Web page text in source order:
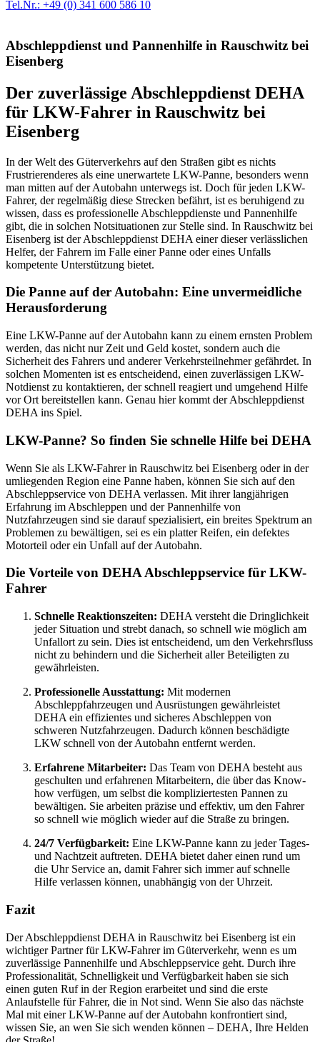
Tel.Nr.: +49 (0) 341 600 586 10
Abschleppdienst und Pannenhilfe in Rauschwitz bei
Eisenberg
Der zuverlässige Abschleppdienst DEHA
für LKW-Fahrer in Rauschwitz bei
Eisenberg
In der Welt des Güterverkehrs auf den Straßen gibt es nichts
Frustrierenderes als eine unerwartete LKW-Panne, besonders wenn
man mitten auf der Autobahn unterwegs ist. Doch für jeden LKW-
Fahrer, der regelmäßig diese Strecken befährt, ist es beruhigend zu
wissen, dass es professionelle Abschleppdienste und Pannenhilfe
gibt, die in solchen Notsituationen zur Stelle sind. In Rauschwitz bei
Eisenberg ist der Abschleppdienst DEHA einer dieser verlässlichen
Helfer, der Fahrern im Falle einer Panne oder eines Unfalls
kompetente Unterstützung bietet.
Die Panne auf der Autobahn: Eine unvermeidliche
Herausforderung
Eine LKW-Panne auf der Autobahn kann zu einem ernsten Problem
werden, das nicht nur Zeit und Geld kostet, sondern auch die
Sicherheit des Fahrers und anderer Verkehrsteilnehmer gefährdet. In
solchen Momenten ist es entscheidend, einen zuverlässigen LKW-
Notdienst zu kontaktieren, der schnell reagiert und umgehend Hilfe
vor Ort bereitstellen kann. Genau hier kommt der Abschleppdienst
DEHA ins Spiel.
LKW-Panne? So finden Sie schnelle Hilfe bei DEHA
Wenn Sie als LKW-Fahrer in Rauschwitz bei Eisenberg oder in der
umliegenden Region eine Panne haben, können Sie sich auf den
Abschleppservice von DEHA verlassen. Mit ihrer langjährigen
Erfahrung im Abschleppen und der Pannenhilfe von
Nutzfahrzeugen sind sie darauf spezialisiert, ein breites Spektrum an
Problemen zu bewältigen, sei es ein platter Reifen, ein defektes
Motorteil oder ein Unfall auf der Autobahn.
Die Vorteile von DEHA Abschleppservice für LKW-
Fahrer
Schnelle Reaktionszeiten: DEHA versteht die Dringlichkeit
jeder Situation und strebt danach, so schnell wie möglich am
Unfallort zu sein. Dies ist entscheidend, um den Verkehrsfluss
nicht zu behindern und die Sicherheit aller Beteiligten zu
gewährleisten.
Professionelle Ausstattung: Mit modernen
Abschleppfahrzeugen und Ausrüstungen gewährleistet
DEHA ein effizientes und sicheres Abschleppen von
schweren Nutzfahrzeugen. Dadurch können beschädigte
LKW schnell von der Autobahn entfernt werden.
Erfahrene Mitarbeiter: Das Team von DEHA besteht aus
geschulten und erfahrenen Mitarbeitern, die über das Know-
how verfügen, um selbst die kompliziertesten Pannen zu
bewältigen. Sie arbeiten präzise und effektiv, um den Fahrer
so schnell wie möglich wieder auf die Straße zu bringen.
24/7 Verfügbarkeit: Eine LKW-Panne kann zu jeder Tages-
und Nachtzeit auftreten. DEHA bietet daher einen rund um
die Uhr Service an, damit Fahrer sich immer auf schnelle
Hilfe verlassen können, unabhängig von der Uhrzeit.
Fazit
Der Abschleppdienst DEHA in Rauschwitz bei Eisenberg ist ein
wichtiger Partner für LKW-Fahrer im Güterverkehr, wenn es um
zuverlässige Pannenhilfe und Abschleppservice geht. Durch ihre
Professionalität, Schnelligkeit und Verfügbarkeit haben sie sich
einen guten Ruf in der Region erarbeitet und sind die erste
Anlaufstelle für Fahrer, die in Not sind. Wenn Sie also das nächste
Mal mit einer LKW-Panne auf der Autobahn konfrontiert sind,
wissen Sie, an wen Sie sich wenden können – DEHA, Ihre Helden